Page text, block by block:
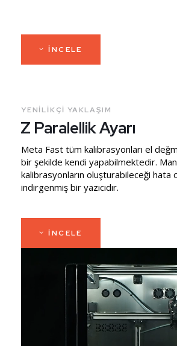
İNCELE
YENILIKÇI YAKLAŞIM
Z Paralellik Ayarı
Meta Fast tüm kalibrasyonları el
bir şekilde kendi yapabilmektedir.
kalibrasyonların oluşturabileceği hata
indirgenmiş bir yazıcıdır.
INCELE